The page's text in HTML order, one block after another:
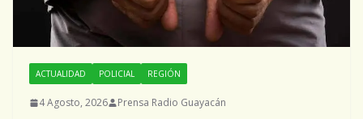
ACTUALIDAD POLICIAL REGIÓN
4 Agosto, 2026 Prensa Radio Guayacán